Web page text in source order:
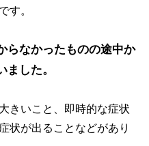
す。
らなかったものの途中か
した。
きいこと、即時的な症状
状が出ることなどがあり